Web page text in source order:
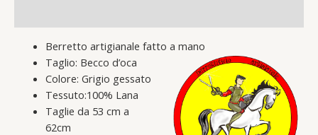
Berretto artigianale fatto a mano
Taglio: Becco d’oca
Colore: Grigio gessato
Tessuto:100% Lana
Taglie da 53 cm a
62cm